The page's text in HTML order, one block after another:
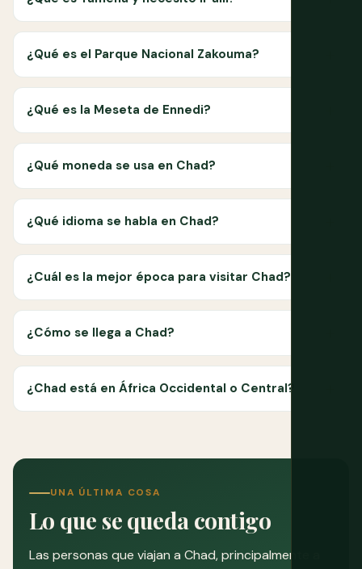
¿Qué es el Parque Nacional Zakouma?
¿Qué es la Meseta de Ennedi?
¿Qué moneda se usa en Chad?
¿Qué idioma se habla en Chad?
¿Cuál es la mejor época para visitar Chad?
¿Cómo se llega a Chad?
¿Chad está en África Occidental o Central?
UNA ÚLTIMA COSA
Lo que se queda contigo
Las personas que viajan a Chad, principalmente a